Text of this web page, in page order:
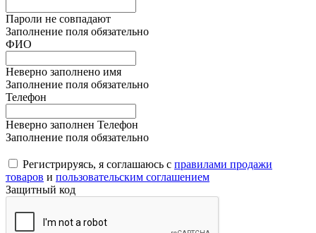
Пароли не совпадают
Заполнение поля обязательно
ФИО
Неверно заполнено имя
Заполнение поля обязательно
Телефон
Неверно заполнен Телефон
Заполнение поля обязательно
Регистрируясь, я соглашаюсь с правилами продажи
товаров и пользовательским соглашением
Защитный код